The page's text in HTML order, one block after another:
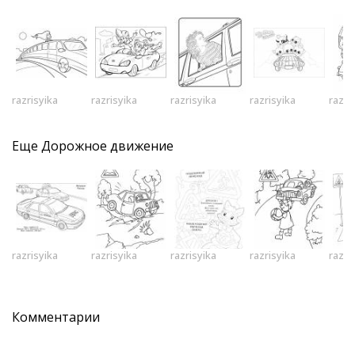
razrisyika razrisyika razrisyika razrisyika
Еще Дорожное движение
razrisyika razrisyika razrisyika razrisyika
Комментарии